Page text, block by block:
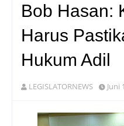
Bob Hasan:
Harus
Hukum Adil
LEGISLATORNEWS Juni